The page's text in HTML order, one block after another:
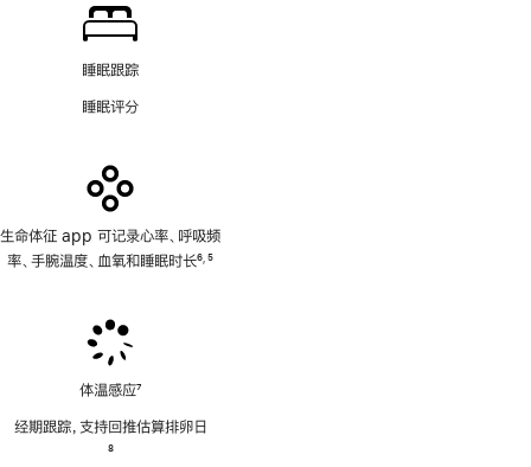
睡眠跟踪
睡眠评分
生命体征 app 可记录心率、呼吸频
率、手腕温度、血氧和睡眠时长6 5
体温感应7
经期跟踪，支持回推估算排卵日
8